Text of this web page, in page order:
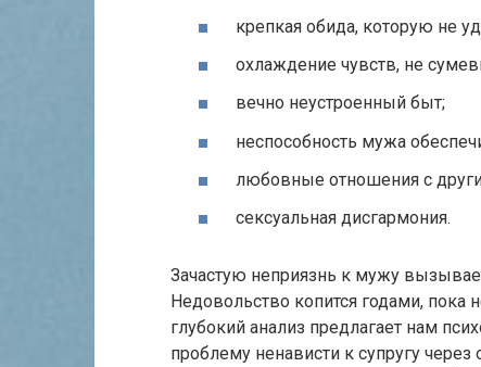
крепкая обида, которую не
охлаждение чувств, не
вечно неустроенный быт;
неспособность мужа
любовные отношения с
сексуальная дисгармония.
Зачастую неприязнь к мужу
Недовольство копится годами, пока
глубокий анализ предлагает нам
проблему ненависти к супругу